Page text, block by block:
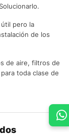
pero la
de los
de aire, filtros de
toda clase de